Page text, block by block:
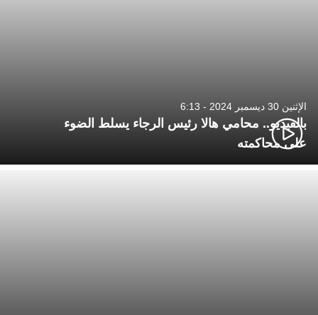
الإثنين 30 ديسمبر 2024 - 6:13
بالفيديو.. محامي هالا رئيس الرجاء يسلط الضوء
على محاكمته